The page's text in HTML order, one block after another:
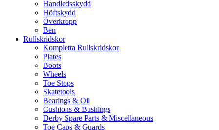
Handledsskydd
Höftskydd
Överkropp
Ben
Rullskridskor
Kompletta Rullskridskor
Plates
Boots
Wheels
Toe Stops
Skatetools
Bearings & Oil
Cushions & Bushings
Derby Spare Parts & Miscellaneous
Toe Caps & Guards